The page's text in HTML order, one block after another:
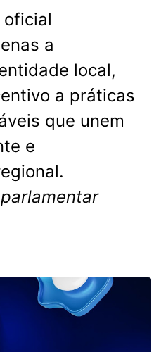
oficial
a
local,
a práticas
que unem
e